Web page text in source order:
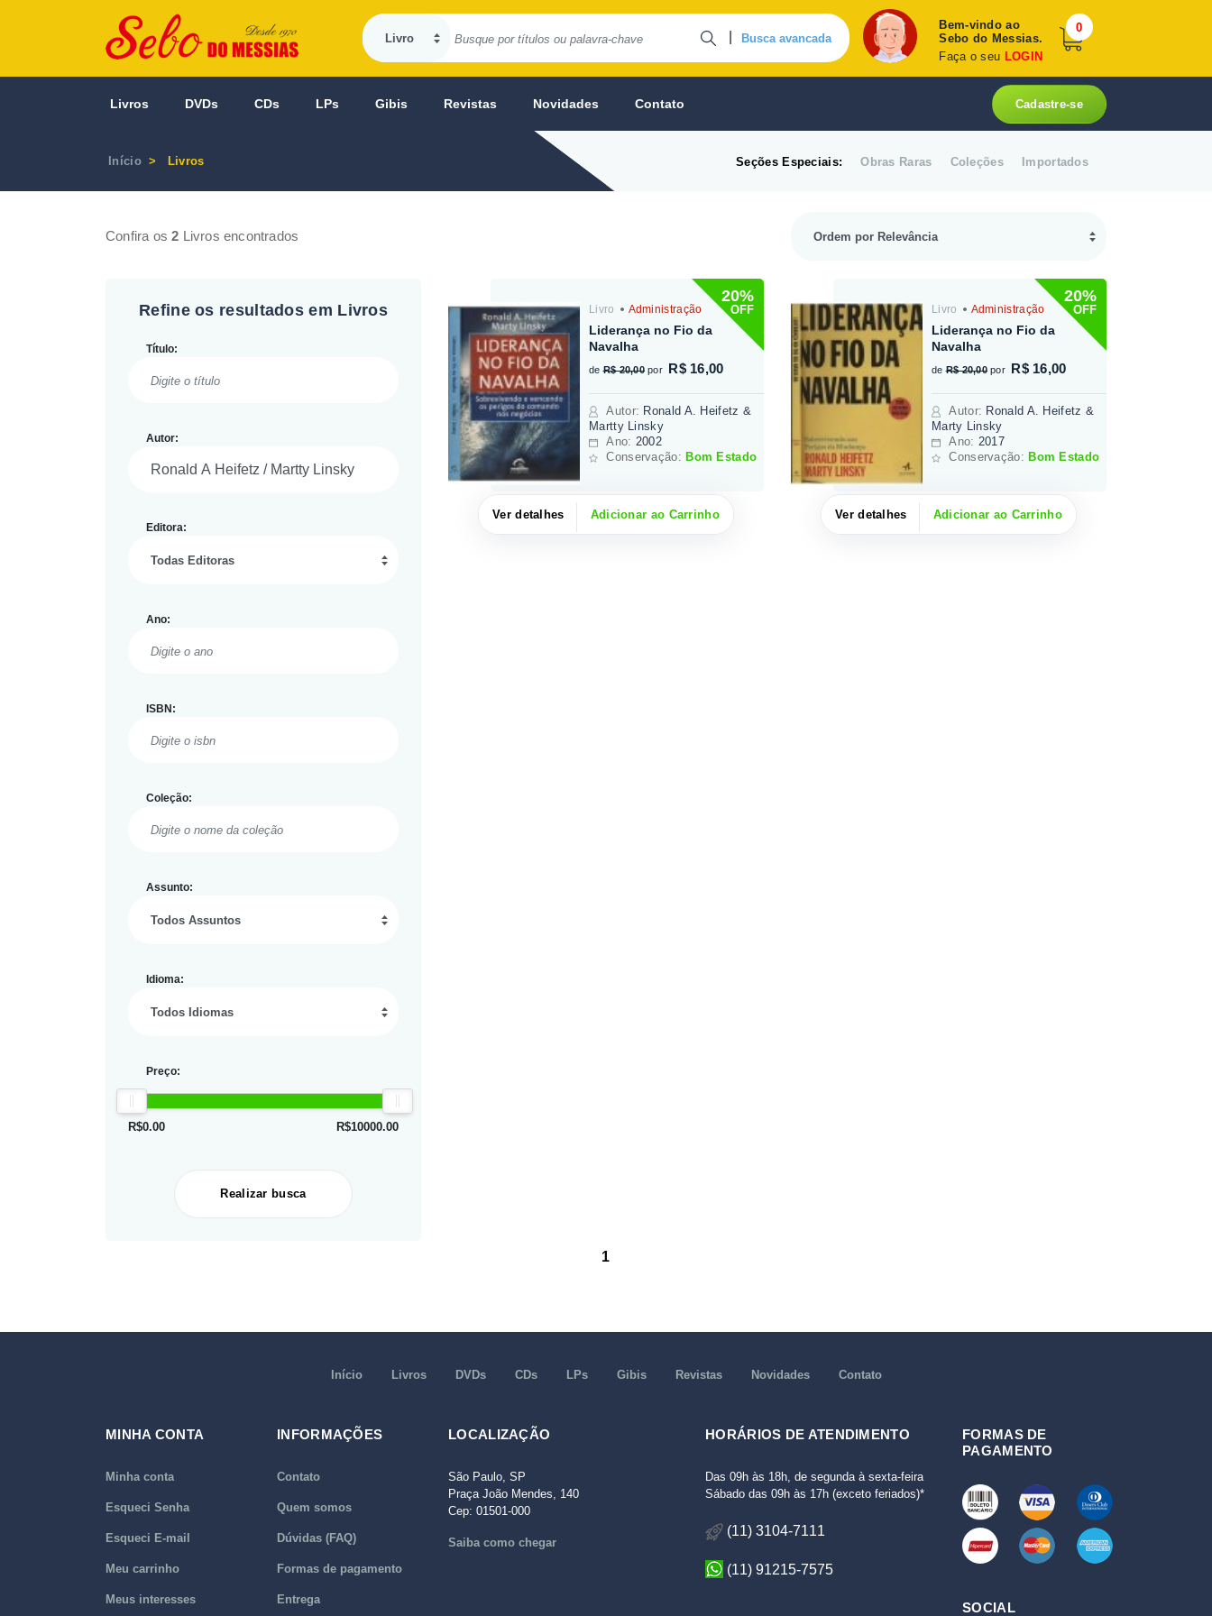
Busca avancada
Bem-vindo ao
Sebo do Messias.
Faça o seu LOGIN
0
Livros DVDs CDs LPs Gibis Revistas Novidades Contato Cadastre-se
Início Livros Seções Especiais: Obras Raras Coleções Importados
Confira os2 Livros encontrados
Refine os resultados em Livros
Título:
Autor:
Editora:
Ano:
ISBN:
Coleção:
Assunto:
Idioma:
Preço:
R$0.00 R$10000.00
20%
OFF
Livro Administração
Liderança no Fio da
Navalha
de R$ 20,00 por R$ 16,00
Autor: Ronald A. Heifetz &
Martty Linsky
Ano: 2002
Conservação: Bom Estado
Ver detalhes Adicionar ao Carrinho
20%
OFF
Livro Administração
Liderança no Fio da
Navalha
de R$ 20,00 por R$ 16,00
Autor: Ronald A. Heifetz &
Marty Linsky
Ano: 2017
Conservação: Bom Estado
Ver detalhes Adicionar ao Carrinho
1
Início Livros DVDs CDs LPs Gibis Revistas Novidades Contato
MINHA CONTA
Minha conta
Esqueci Senha
Esqueci E-mail
Meu carrinho
Meus interesses
INFORMAÇÕES
Contato
Quem somos
Dúvidas (FAQ)
Formas de pagamento
Entrega
LOCALIZAÇÃO
São Paulo, SP
Praça João Mendes, 140
Cep: 01501-000
Saiba como chegar
HORÁRIOS DE ATENDIMENTO
Das 09h às 18h, de segunda à sexta-feira
Sábado das 09h às 17h (exceto feriados)*
(11) 3104-7111
(11) 91215-7575
FORMAS DE
PAGAMENTO
SOCIAL